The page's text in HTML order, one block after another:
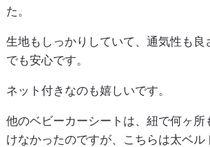
た。
生地もしっかりしていて、通気性も良
でも安心です。
ネット付きなのも嬉しいです。
他のベビーカーシートは、紐で何ヶ所
けなかったのですが、こちらは太ベル